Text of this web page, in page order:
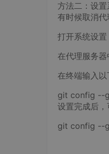
方法二：设置
有时候取消代
打开系统设置
在代理服务
在终端输入
git config --
设置完成后，
git config --